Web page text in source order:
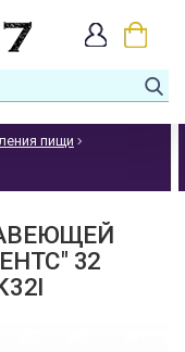
пищи
32